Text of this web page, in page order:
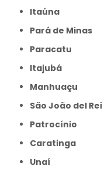
Itaúna
Pará de Minas
Paracatu
Itajubá
Manhuaçu
São João del Rei
Patrocínio
Caratinga
Unaí